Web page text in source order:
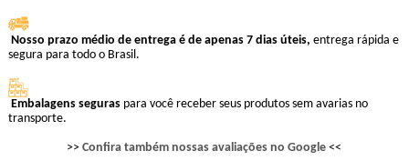
Nosso prazo médio de entrega é de apenas 7 dias úteis, entrega rápida e
segura para todo o Brasil.
Embalagens seguras para você receber seus produtos sem avarias no
transporte.
>>Confira também nossas avaliações no Google <<